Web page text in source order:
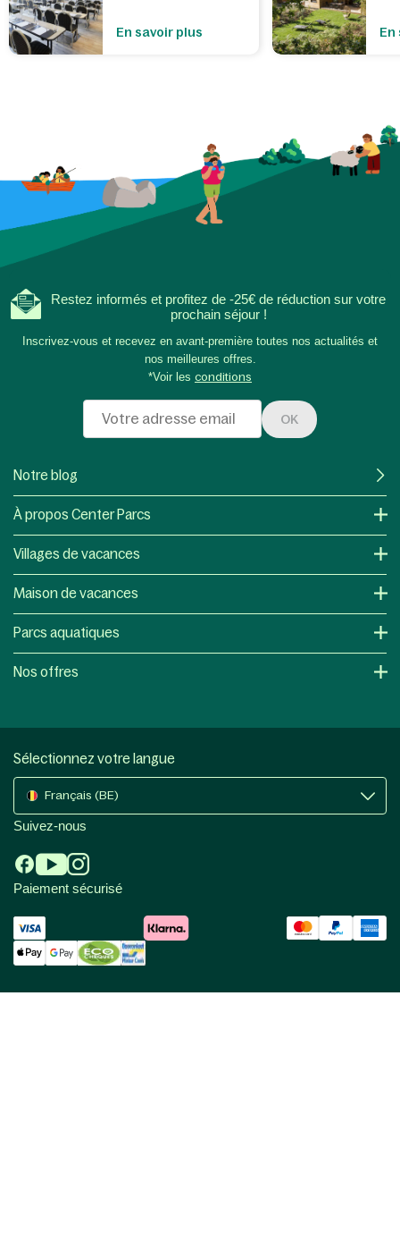
En savoir plus En
Restez informés et profitez de -25€ de réduction sur votre
prochain séjour !
Inscrivez-vous et recevez en avant-première toutes nos actualités et
nos meilleures offres.
*Voir les conditions
OK
Notre blog
À propos Center Parcs
Villages de vacances
Maison de vacances
Parcs aquatiques
Nos offres
Sélectionnez votre langue
Français (BE)
Suivez-nous
Paiement sécurisé